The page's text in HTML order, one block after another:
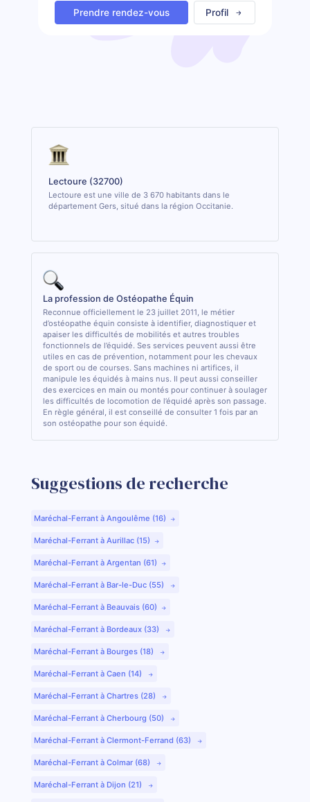
Prendre rendez-vous Profil
Lectoure (32700)
Lectoure est une ville de 3 670 habitants dans le
département Gers, situé dans la région Occitanie.
La profession de Ostéopathe Équin
Reconnue officiellement le 23 juillet 2011, le métier
d’ostéopathe équin consiste à identifier, diagnostiquer et
apaiser les difficultés de mobilités et autres troubles
fonctionnels de l’équidé. Ses services peuvent aussi être
utiles en cas de prévention, notamment pour les chevaux
de sport ou de courses. Sans machines ni artifices, il
manipule les équidés à mains nus. Il peut aussi conseiller
des exercices en main ou montés pour continuer à soulager
les difficultés de locomotion de l’équidé après son passage.
En règle général, il est conseillé de consulter 1 fois par an
son ostéopathe pour son équidé.
Suggestions de recherche
Maréchal-Ferrant à Angoulême (16)
Maréchal-Ferrant à Aurillac (15)
Maréchal-Ferrant à Argentan (61)
Maréchal-Ferrant à Bar-le-Duc (55)
Maréchal-Ferrant à Beauvais (60)
Maréchal-Ferrant à Bordeaux (33)
Maréchal-Ferrant à Bourges (18)
Maréchal-Ferrant à Caen (14)
Maréchal-Ferrant à Chartres (28)
Maréchal-Ferrant à Cherbourg (50)
Maréchal-Ferrant à Clermont-Ferrand (63)
Maréchal-Ferrant à Colmar (68)
Maréchal-Ferrant à Dijon (21)